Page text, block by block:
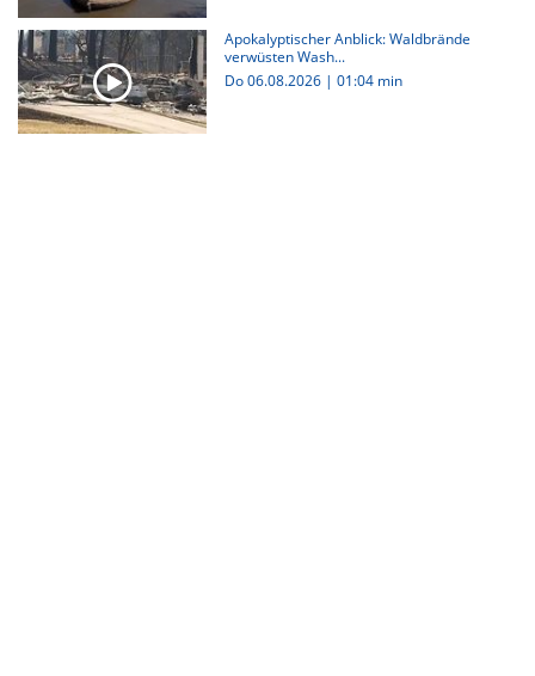
Apokalyptischer Anblick: Waldbrände
verwüsten Wash...
Do 06.08.2026 | 01:04 min